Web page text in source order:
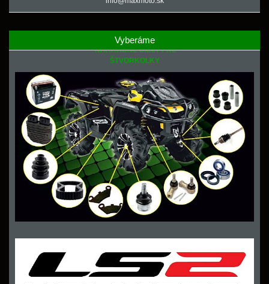
Vyberáme
NÁHRADNÉ DIELY PRE
ŠTVORKOLKY